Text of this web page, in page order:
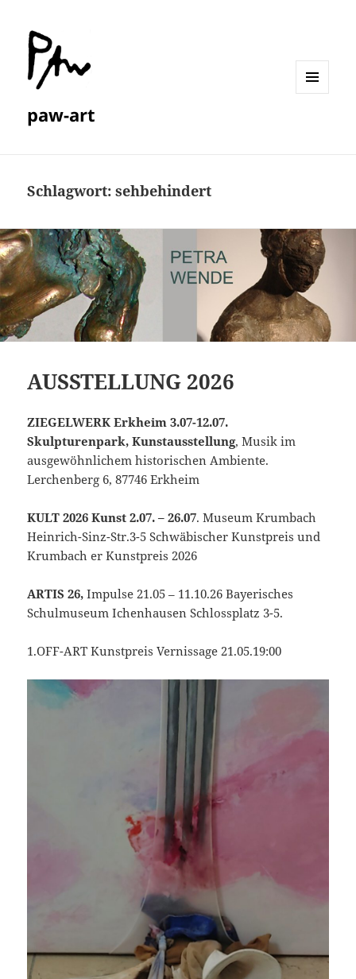
paw-art
Schlagwort:sehbehindert
AUSSTELLUNG 2026
ZIEGELWERK Erkheim 3.07-12.07.
Skulpturenpark, Kunstausstellung, Musik im
ausgewöhnlichem historischen Ambiente.
Lerchenberg 6, 87746 Erkheim
KULT 2026 Kunst 2.07. – 26.07. Museum Krumbach
Heinrich-Sinz-Str.3-5 Schwäbischer Kunstpreis und
Krumbach er Kunstpreis 2026
ARTIS 26, Impulse 21.05 – 11.10.26 Bayerisches
Schulmuseum Ichenhausen Schlossplatz 3-5.
1.OFF-ART Kunstpreis Vernissage 21.05.19:00